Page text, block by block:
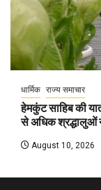
धार्मिक राज्य समाचार
हेमकुंट साहिब की
से अधिक श्रद्धालुओं
August 10, 2026